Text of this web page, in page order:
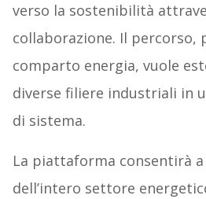
verso la sostenibilità
collaborazione. Il percorso,
comparto energia, vuole
diverse filiere industriali in
di sistema.
La piattaforma consentirà
dell’intero settore